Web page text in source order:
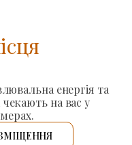
енергія та
на вас у